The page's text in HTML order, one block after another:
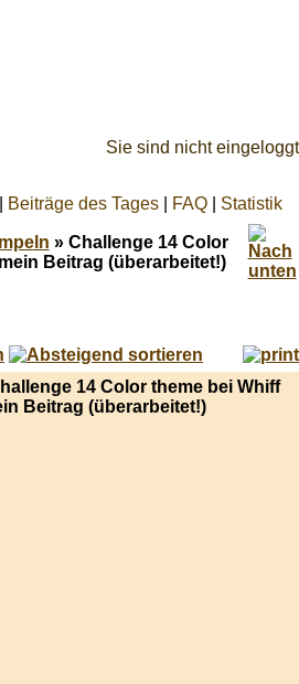
Sie sind nicht eingeloggt
Beiträge des Tages FAQ Statistik
» Challenge 14 Color
Beitrag (überarbeitet!)
14 Color theme bei Whiff
Beitrag (überarbeitet!)